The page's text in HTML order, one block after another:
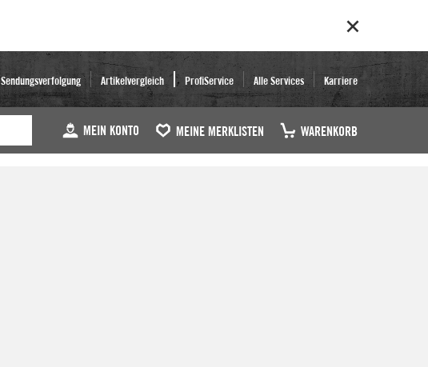
Sendungsverfolgung Artikelvergleich ProfiService Alle Services Karriere
MEIN KONTO MEINE MERKLISTEN WARENKORB